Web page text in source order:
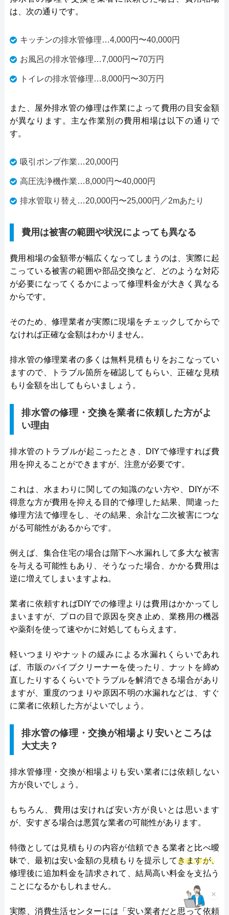
は、次の通りです。
キッチンの排水管修理…4,000円〜40,000円
お風呂の排水管修理…7,000円〜70万円
トイレの排水管修理…8,000円〜30万円
また、屋外排水管の修理は作業によって費用の目安金額
が異なります。主な作業別の費用相場は以下の通りで
す。
吸引ポンプ作業…20,000円
高圧洗浄機作業…8,000円〜40,000円
排水管取り替え…20,000円〜25,000円／2mあたり
費用は被害の範囲や状況によっても異なる
費用相場の金額帯が幅広くなってしまうのは、実際に起
こっている被害の範囲や部品交換など、どのような対応
が必要になってくるかによって修理料金が大きく異なる
からです。
そのため、修理業者が実際に現場をチェックしてからで
なければ正確な金額はわかりません。
排水管の修理業者の多くは無料見積もりをおこなってい
ますので、トラブル箇所を確認してもらい、正確な見積
もり金額を出してもらいましょう。
排水管の修理・交換を業者に依頼した方がよ
い理由
排水管のトラブルが起こったとき、DIYで修理すれば費
用を抑えることができますが、注意が必要です。
これは、水まわりに関しての知識のない方や、DIYが不
得意な方が費用を抑える目的で修理した結果、間違った
修理方法で修理をし、その結果、余計な二次被害につな
がる可能性があるからです。
例えば、集合住宅の場合は階下へ水漏れして多大な被害
を与える可能性もあり、そうなった場合、かかる費用は
逆に増えてしまいますよね。
業者に依頼すればDIYでの修理よりは費用はかかってし
まいますが、プロの目で原因を突き止め、業務用の機器
や薬剤を使って速やかに対処してもらえます。
軽いつまりやナットの緩みによる水漏れくらいであれ
ば、市販のパイプクリーナーを使ったり、ナットを締め
直したりするくらいでトラブルを解消できる場合があり
ますが、重度のつまりや原因不明の水漏れなどは、すぐ
に業者に依頼した方がよいでしょう。
排水管の修理・交換が相場より安いところは
大丈夫？
排水管修理・交換が相場よりも安い業者には依頼しない
方が良いでしょう。
もちろん、費用は安ければ安い方が良いとは思います
が、安すぎる場合は悪質な業者の可能性があります。
特徴としては見積もりの内容が信頼できる業者と比べ曖
昧で、最初は安い金額の見積もりを提示してきますが、
修理後に追加料金を請求されて、結局高い料金を支払う
ことになるかもしれません。
実際、消費生活センターには「安い業者だと思って依頼
×
最適な業者を
ご提案